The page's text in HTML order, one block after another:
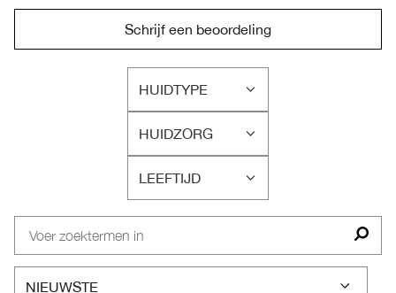
Schrijf een beoordeling
HUIDTYPE
FILTER
BEOORDELINGEN
OP
HUIDTYPE
HUIDZORG
FILTER
BEOORDELINGEN
OP
HUIDZORG
LEEFTIJD
FILTER
BEOORDELINGEN
LEEFTIJD